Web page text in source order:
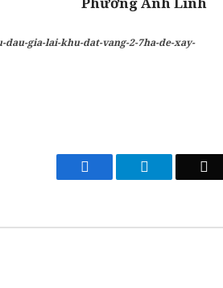
gia-lai-khu-dat-vang-2-7ha-de-xay-
Facebook Telegram